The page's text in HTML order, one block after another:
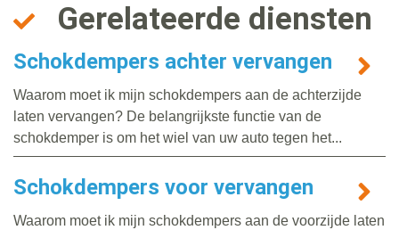
Gerelateerde diensten
Schokdempers achter vervangen
Waarom moet ik mijn schokdempers aan de achterzijde
laten vervangen? De belangrijkste functie van de
schokdemper is om het wiel van uw auto tegen het...
Schokdempers voor vervangen
Waarom moet ik mijn schokdempers aan de voorzijde laten